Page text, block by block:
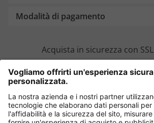
Modalità di pagamento
Acquista in sicurezza con SSL
Cambia Paese
Italia